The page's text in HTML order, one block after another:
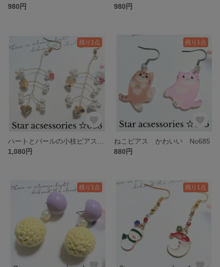
980円
980円
残り1点
1,080円
残り1点
ねこピアス かわいい No685
880円
残り1点 残り1点